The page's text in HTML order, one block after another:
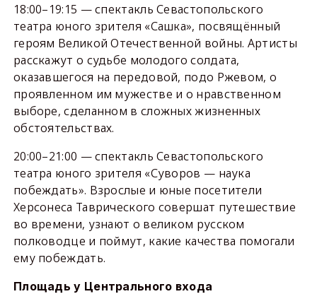
18:00–19:15 — спектакль Севастопольского
театра юного зрителя «Сашка», посвящённый
героям Великой Отечественной войны. Артисты
расскажут о судьбе молодого солдата,
оказавшегося на передовой, подо Ржевом, о
проявленном им мужестве и о нравственном
выборе, сделанном в сложных жизненных
обстоятельствах.
20:00–21:00 — спектакль Севастопольского
театра юного зрителя «Суворов — наука
побеждать». Взрослые и юные посетители
Херсонеса Таврического совершат путешествие
во времени, узнают о великом русском
полководце и поймут, какие качества помогали
ему побеждать.
Площадь у Центрального входа